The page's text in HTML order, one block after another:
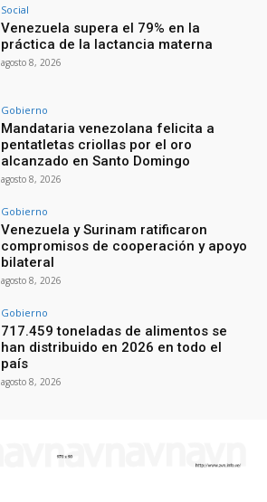
Social
Venezuela supera el 79% en la
práctica de la lactancia materna
agosto 8, 2026
Gobierno
Mandataria venezolana felicita a
pentatletas criollas por el oro
alcanzado en Santo Domingo
agosto 8, 2026
Gobierno
Venezuela y Surinam ratificaron
compromisos de cooperación y apoyo
bilateral
agosto 8, 2026
Gobierno
717.459 toneladas de alimentos se
han distribuido en 2026 en todo el
país
agosto 8, 2026